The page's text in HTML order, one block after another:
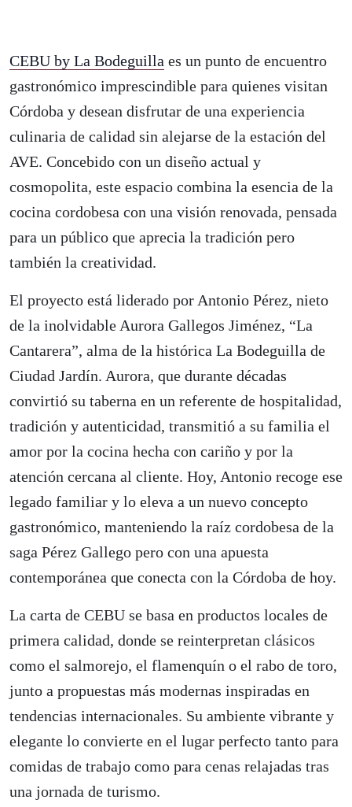
CEBU by La Bodeguilla es un punto de encuentro
gastronómico imprescindible para quienes visitan
Córdoba y desean disfrutar de una experiencia
culinaria de calidad sin alejarse de la estación del
AVE. Concebido con un diseño actual y
cosmopolita, este espacio combina la esencia de la
cocina cordobesa con una visión renovada, pensada
para un público que aprecia la tradición pero
también la creatividad.
El proyecto está liderado por Antonio Pérez, nieto
de la inolvidable Aurora Gallegos Jiménez, “La
Cantarera”, alma de la histórica La Bodeguilla de
Ciudad Jardín. Aurora, que durante décadas
convirtió su taberna en un referente de hospitalidad,
tradición y autenticidad, transmitió a su familia el
amor por la cocina hecha con cariño y por la
atención cercana al cliente. Hoy, Antonio recoge ese
legado familiar y lo eleva a un nuevo concepto
gastronómico, manteniendo la raíz cordobesa de la
saga Pérez Gallego pero con una apuesta
contemporánea que conecta con la Córdoba de hoy.
La carta de CEBU se basa en productos locales de
primera calidad, donde se reinterpretan clásicos
como el salmorejo, el flamenquín o el rabo de toro,
junto a propuestas más modernas inspiradas en
tendencias internacionales. Su ambiente vibrante y
elegante lo convierte en el lugar perfecto tanto para
comidas de trabajo como para cenas relajadas tras
una jornada de turismo.